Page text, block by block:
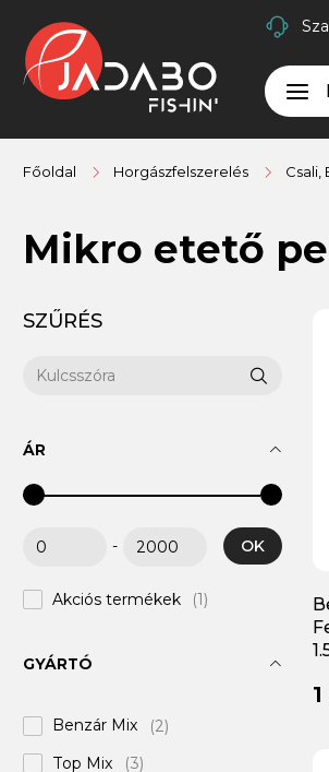
Főoldal Horgászfelszerelés Csali,
Mikro etető
SZŰRÉS
ÁR
- OK
Akciós termékek (1)
GYÁRTÓ
Benzár Mix
(2)
Top Mix
(3)